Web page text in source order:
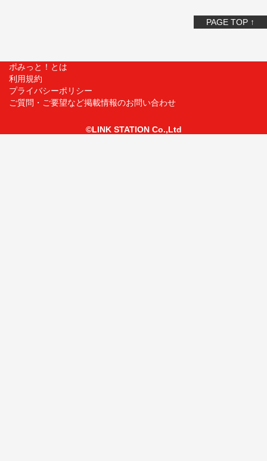
PAGE TOP ↑
ポみっと！とは
利用規約
プライバシーポリシー
ご質問・ご要望など掲載情報のお問い合わせ
©LINK STATION Co.,Ltd